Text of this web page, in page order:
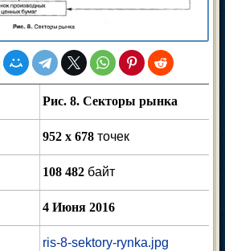
Рис. 8. Секторы рынка
952 x 678 точек
108 482 байт
4 Июня 2016
ris-8-sektory-rynka.jpg